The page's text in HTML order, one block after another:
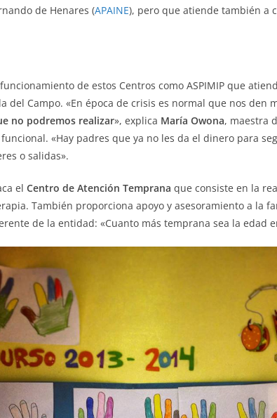
de Henares (APAINE), pero que atiende también a
de estos Centros como ASPIMIP que
del Campo. «En época de crisis es normal que nos
no podremos realizar», explica María Owona, maestra
«Hay padres que ya no les da el dinero para
o salidas».
el Centro de Atención Temprana que consiste en la
También proporciona apoyo y asesoramiento a la
de la entidad: «Cuanto más temprana sea la edad